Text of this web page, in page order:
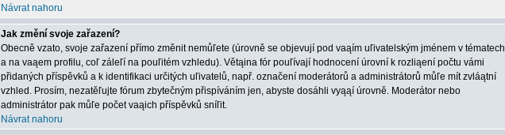
Návrat nahoru
Jak změní svoje zařazení?
Obecně vzato, svoje zařazení přímo změnit nemůľete (úrovně se objevují pod vaąím uľivatelským jménem v tématech
a na vaąem profilu, coľ záleľí na pouľitém vzhledu). Větąina fór pouľívají hodnocení úrovní k rozliąení počtu vámi
přidaných příspěvků a k identifikaci určitých uľivatelů, např. označení moderátorů a administrátorů můľe mít zvláątní
vzhled. Prosím, nezatěľujte fórum zbytečným přispíváním jen, abyste dosáhli vyąąí úrovně. Moderátor nebo
administrátor pak můľe počet vaąich příspěvků sníľit.
Návrat nahoru